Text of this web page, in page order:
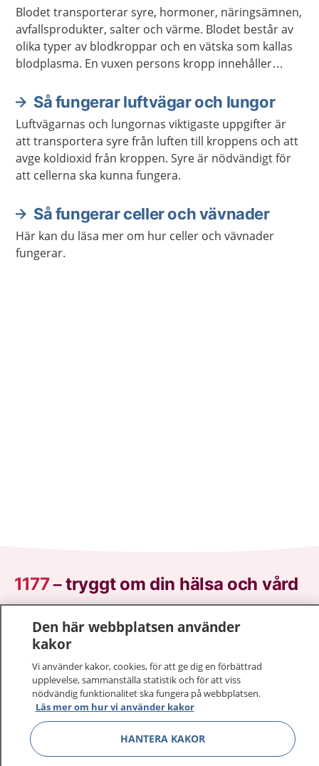
Blodet transporterar syre, hormoner, näringsämnen,
avfallsprodukter, salter och värme. Blodet består av
olika typer av blodkroppar och en vätska som kallas
blodplasma. En vuxen persons kropp innehåller
Så fungerar luftvägar och lungor
Luftvägarnas och lungornas viktigaste uppgifter är
att transportera syre från luften till kroppens och att
avge koldioxid från kroppen. Syre är nödvändigt för
att cellerna ska kunna fungera.
Så fungerar celler och vävnader
Här kan du läsa mer om hur celler och vävnader
fungerar.
1177–tryggt om din hälsa och vård
På 1177.se får du råd om hälsa och information om
sjukdomar och vilka mottagningar du kan kontakta.
Logga in för att läsa din journal och göra dina
vårdärenden. Ring telefonnummer 1177 för
sjukvårdsrådgivning dygnet runt.
1177 ger dig råd när du vill må bättre.
Den här webbplatsen använder
kakor
Vi använder kakor, cookies, för att ge dig en förbättrad
upplevelse, sammanställa statistik och för att viss
nödvändig funktionalitet ska fungera på webbplatsen.
Läs mer om hur vi använder kakor
HANTERA KAKOR